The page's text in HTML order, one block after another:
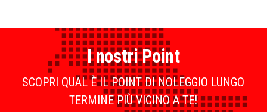
I nostri Point
SCOPRI QUAL È IL POINT DI NOLEGGIO LUNGO
TERMINE PIÙ VICINO A TE!